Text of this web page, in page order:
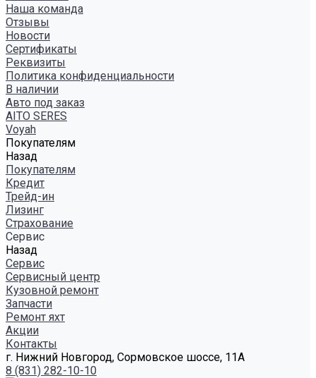
Наша команда
Отзывы
Новости
Сертификаты
Реквизиты
Политика конфиденциальности
В наличии
Авто под заказ
AITO SERES
Voyah
Покупателям
Назад
Покупателям
Кредит
Трейд-ин
Лизинг
Страхование
Сервис
Назад
Сервис
Сервисный центр
Кузовной ремонт
Запчасти
Ремонт яхт
Акции
Контакты
г. Нижний Новгород, Сормовское шоссе, 11А
8 (831) 282-10-10